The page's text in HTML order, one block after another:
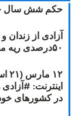
حکم شش سال
آزادی از زندان
۵۰درصدی ریه مصطفی دانشجو
در کشورهای